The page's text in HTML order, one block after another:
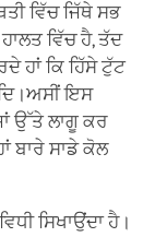
ਵਿੱਚ ਜਿੱਥੇ ਸਭ
ਵਿੱਚ ਹੈ, ਤੱਦ
ਹਾਂ ਕਿ ਹਿੱਸੇ ਟੁੱਟ
ਇਸ
ਉੱਤੇ ਲਾਗੂ ਕਰ
ਬਾਰੇ ਸਾਡੇ ਕੋਲ
ਸਿਖਾਉਂਦਾ ਹੈ।